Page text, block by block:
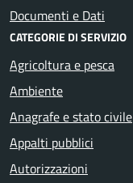
Documenti e Dati
CATEGORIE DI SERVIZIO
Agricoltura e pesca
Ambiente
Anagrafe e stato civile
Appalti pubblici
Autorizzazioni